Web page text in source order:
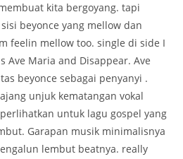
kita bergoyang. tapi
beyonce yang mellow dan
feelin mellow too. single di side I
Ave Maria and Disappear. Ave
beyonce sebagai penyanyi .
unjuk kematangan vokal
untuk lagu gospel yang
Garapan musik minimalisnya
lembut beatnya. really